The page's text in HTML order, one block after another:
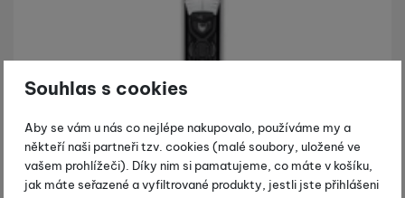
Souhlas s cookies
Aby se vám u nás co nejlépe nakupovalo, používáme my a
někteří naši partneři tzv. cookies (malé soubory, uložené ve
vašem prohlížeči). Díky nim si pamatujeme, co máte v košíku,
jak máte seřazené a vyfiltrované produkty, jestli jste přihlášeni